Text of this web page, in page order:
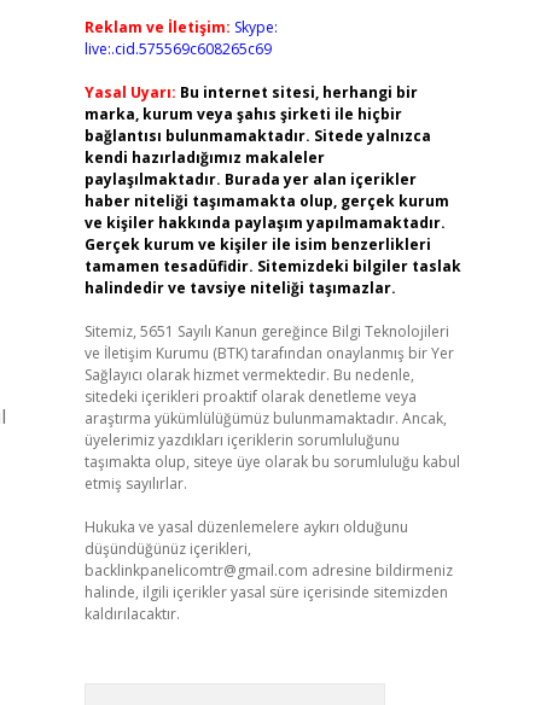
Reklam ve İletişim: Skype:
live:.cid.575569c608265c69
Yasal Uyarı: Bu internet sitesi, herhangi bir
marka, kurum veya şahıs şirketi ile hiçbir
bağlantısı bulunmamaktadır. Sitede yalnızca
kendi hazırladığımız makaleler
paylaşılmaktadır. Burada yer alan içerikler
haber niteliği taşımamakta olup, gerçek kurum
ve kişiler hakkında paylaşım yapılmamaktadır.
Gerçek kurum ve kişiler ile isim benzerlikleri
tamamen tesadüfidir. Sitemizdeki bilgiler taslak
halindedir ve tavsiye niteliği taşımazlar.
Sitemiz, 5651 Sayılı Kanun gereğince Bilgi Teknolojileri
ve İletişim Kurumu (BTK) tarafından onaylanmış bir Yer
Sağlayıcı olarak hizmet vermektedir. Bu nedenle,
sitedeki içerikleri proaktif olarak denetleme veya
araştırma yükümlülüğümüz bulunmamaktadır. Ancak,
üyelerimiz yazdıkları içeriklerin sorumluluğunu
taşımakta olup, siteye üye olarak bu sorumluluğu kabul
etmiş sayılırlar.
Hukuka ve yasal düzenlemelere aykırı olduğunu
düşündüğünüz içerikleri,
backlinkpanelicomtr@gmail.com adresine bildirmeniz
halinde, ilgili içerikler yasal süre içerisinde sitemizden
kaldırılacaktır.